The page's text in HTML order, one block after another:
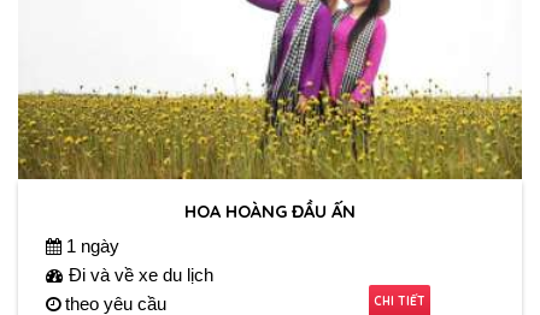
HOA HOÀNG ĐẦU ẤN
1 ngày
Đi và về xe du lịch
theo yêu cầu
CHI TIẾT